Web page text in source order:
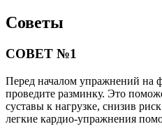
Советы
СОВЕТ №1
Перед началом упражнений на
проведите разминку. Это
суставы к нагрузке, снизив
легкие кардио-упражнения